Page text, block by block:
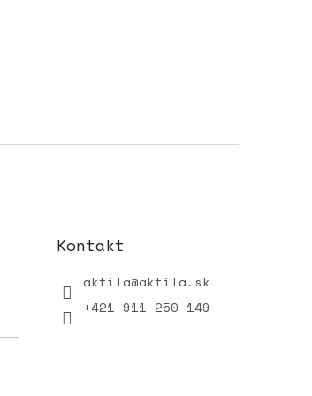
Kontakt
akfila@akfila.sk
+421 911 250 149